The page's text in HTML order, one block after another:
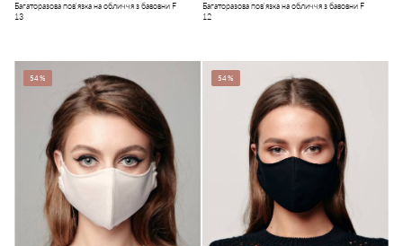
Багаторазова пов'язка на обличчя з бавовни F
13
Багаторазова пов'язка на обличчя з бавовни F
12
54% 54%